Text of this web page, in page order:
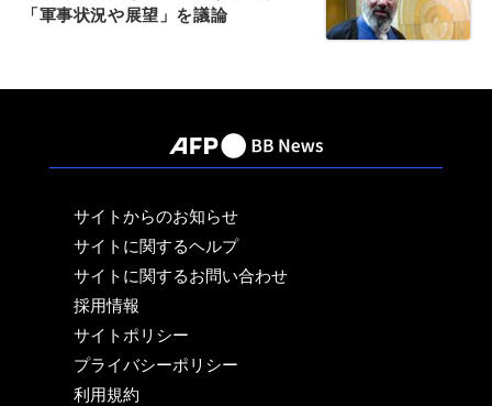
「軍事状況や展望」を議論
サイトからのお知らせ
サイトに関するヘルプ
サイトに関するお問い合わせ
採用情報
サイトポリシー
プライバシーポリシー
利用規約